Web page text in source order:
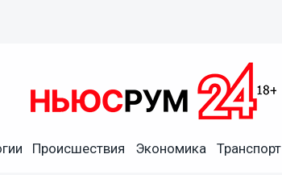
Происшествия Экономика Транспорт
прием паломников